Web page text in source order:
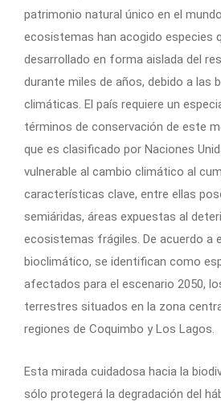
patrimonio natural único en el
ecosistemas han acogido especies
desarrollado en forma aislada del
durante miles de años, debido a las
climáticas. El país requiere un
términos de conservación de este
que es clasificado por Naciones
vulnerable al cambio climático al
características clave, entre ellas
semiáridas, áreas expuestas al
ecosistemas frágiles. De acuerdo a
bioclimático, se identifican como
afectados para el escenario 2050,
terrestres situados en la zona
regiones de Coquimbo y Los Lagos.
Esta mirada cuidadosa hacia la
sólo protegerá la degradación del